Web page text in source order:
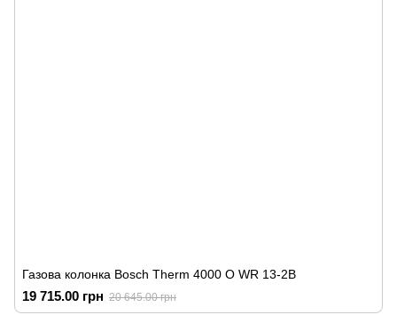
Газова колонка Bosch Therm 4000 O WR 13-2B
19 715.00 грн 20 645.00 грн